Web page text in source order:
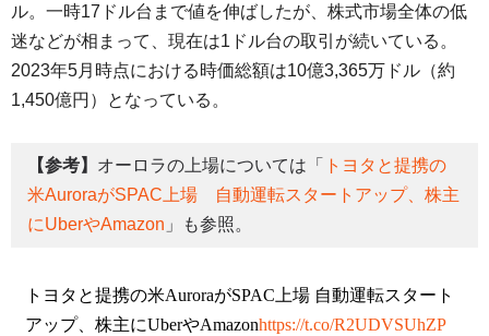
ル。一時17ドル台まで値を伸ばしたが、株式市場全体の低
迷などが相まって、現在は1ドル台の取引が続いている。
2023年5月時点における時価総額は10億3,365万ドル（約
1,450億円）となっている。
【参考】 オーロラの上場については「
トヨタと提携の
米AuroraがSPAC上場 自動運転スタートアップ、株主
にUberやAmazon 」も参照。
トヨタと提携の米AuroraがSPAC上場 自動運転スタート
アップ、株主にUberやAmazonhttps://t.co/R2UDVSUhZP